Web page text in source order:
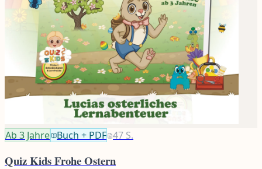
Ab 3 Jahre Buch + PDF 47 S.
Quiz Kids Frohe Ostern